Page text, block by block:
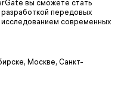
вы сможете стать
передовых
современных
Москве, Санкт-